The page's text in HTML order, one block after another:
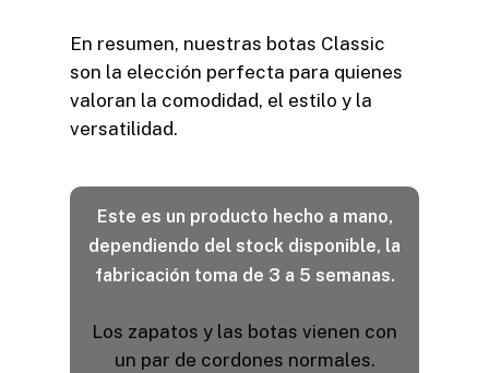
En resumen, nuestras botas Classic
son la elección perfecta para quienes
valoran la comodidad, el estilo y la
versatilidad.
Este es un producto hecho a mano,
dependiendo del stock disponible, la
fabricación toma de 3 a 5 semanas.
Los zapatos y las botas vienen con
un par de cordones normales.